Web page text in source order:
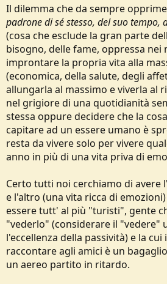
n
Il dilemma che da sempre
padrone di sé stesso, del suo tempo,
(cosa che esclude la gran parte
bisogno, delle fame, oppressa nei
improntare la propria vita alla
(economica, della salute, degli
allungarla al massimo e viverla al
nel grigiore di una quotidianità
stessa oppure decidere che la
capitare ad un essere umano è
resta da vivere solo per vivere
anno in più di una vita priva di
Certo tutti noi cerchiamo di avere
e l'altro (una vita ricca di
essere tutt' al più "turisti", gente
"vederlo" (considerare il "vedere"
l'eccellenza della passività) e la
raccontare agli amici è un
un aereo partito in ritardo.